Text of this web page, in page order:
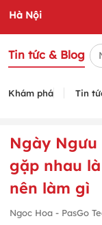
Tin tức & Blog
Khám phá Tin
Ngày Ngưu
gặp nhau
nên làm gì
Ngoc Hoa - PasGo